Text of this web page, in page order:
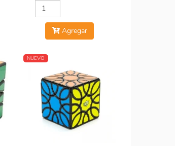
Agregar
NUEVO